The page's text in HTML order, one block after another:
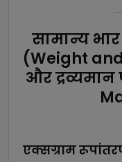
सामान्य
(Weight
और
एक्सग्राम